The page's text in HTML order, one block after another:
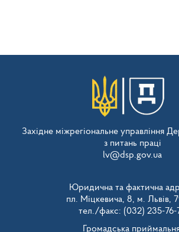
Західне міжрегіональне управління
з питань праці
lv@dsp.gov.ua
Юридична та фактична
пл. Міцкевича, 8, м. Львів,
тел./факс: (032) 235-76-
Громадська